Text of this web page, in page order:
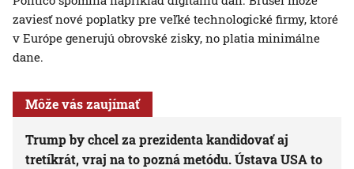
zaviesť nové poplatky pre veľké technologické firmy, ktoré
v Európe generujú obrovské zisky, no platia minimálne
dane.
Môže vás zaujímať
Trump by chcel za prezidenta kandidovať aj
tretíkrát, vraj na to pozná metódu. Ústava USA to